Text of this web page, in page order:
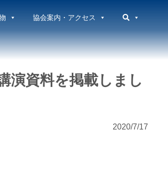
協会案内・アクセス
資料を掲載しまし
2020/7/17